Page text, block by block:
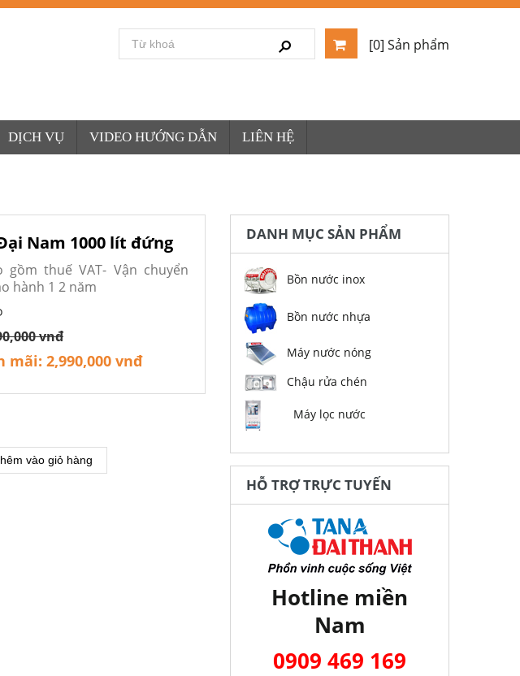
[0] Sản phẩm
DỊCH VỤ VIDEO HƯỚNG DẪN LIÊN HỆ
Nam 1000 lít đứng
thuế VAT- Vận chuyển
hành 1 2 năm
vnđ
mãi: 2,990,000 vnđ
vào giỏ hàng
DANH MỤC SẢN PHẨM
Bồn nước inox
Bồn nước nhựa
Máy nước nóng
Chậu rửa chén
Máy lọc nước
HỖ TRỢ TRỰC TUYẾN
Hotline miền
Nam
0909 469 169